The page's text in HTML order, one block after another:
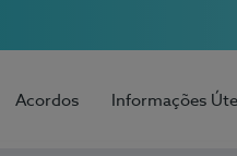
Acordos Informações